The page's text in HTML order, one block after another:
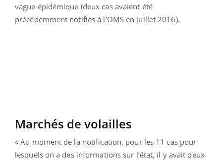
vague épidémique (deux cas avaient été
précédemment notifiés à l’OMS en juillet 2016).
Marchés de volailles
« Au moment de la notification, pour les 11 cas pour
lesquels on a des informations sur l’état, il y avait deux